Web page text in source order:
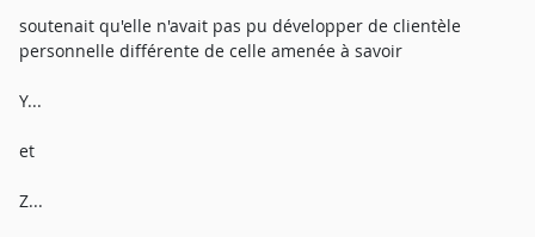
soutenait qu'elle n'avait pas pu développer de clientèle
personnelle différente de celle amenée à savoir
Y...
et
Z...